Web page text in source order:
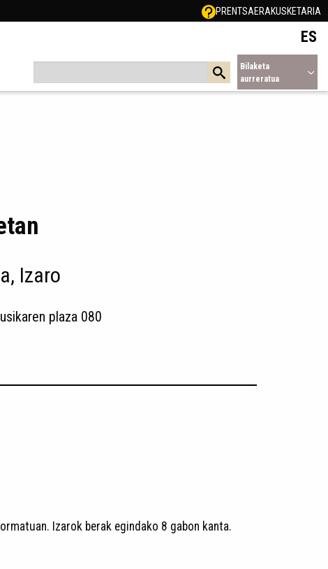
PRENTSAERAKUSKETARIA
ES
Bilaketa
aurreratua
Izaro
plaza 080
Izarok berak egindako 8 gabon kanta.